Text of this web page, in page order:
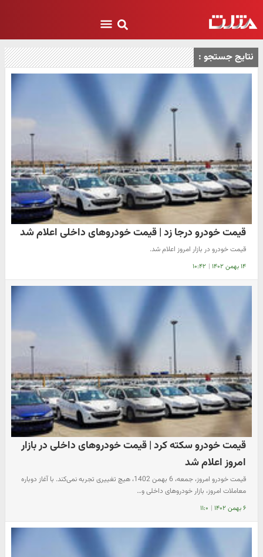
نتایج جستجو :
قیمت خودرو درجا زد | قیمت خودروهای داخلی اعلام شد
قیمت خودرو در بازار امروز اعلام شد.
۱۴ بهمن ۱۴۰۲ | ۱۰:۴۲
قیمت خودرو سکته کرد | قیمت خودروهای داخلی در بازار
امروز اعلام شد
قیمت خودرو امروز، جمعه، 6 بهمن 1402، هیچ تغییری تجربه نمی‌کند. با آغاز دوباره
معاملات امروز، بازار خودروهای داخلی و…
۶ بهمن ۱۴۰۲ | ۱۱:۰